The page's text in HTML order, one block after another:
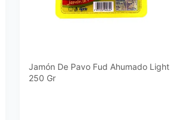
Jamón De Pavo Fud Ahumado Light
250 Gr